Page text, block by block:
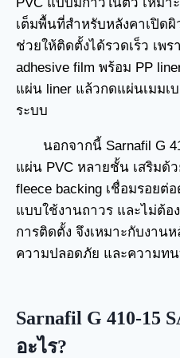
เต็มพื้นที่สำหรับหลังคาเปิด
ช่วยให้ติดตั้งได้รวดเร็ว เพ
adhesive film พร้อม PP
แผ่น liner แล้วกดแผ่นเมมเ
ระบบ
นอกจากนี้ Sarnafil G
แผ่น PVC หลายชั้น เสริมด้
fleece backing เชื่อมรอยต่
แบบใช้งานถาวร และไม่ต้
การติดตั้ง จึงเหมาะกับงาน
ความปลอดภัย และความท
Sarnafil G 410-15
อะไร?